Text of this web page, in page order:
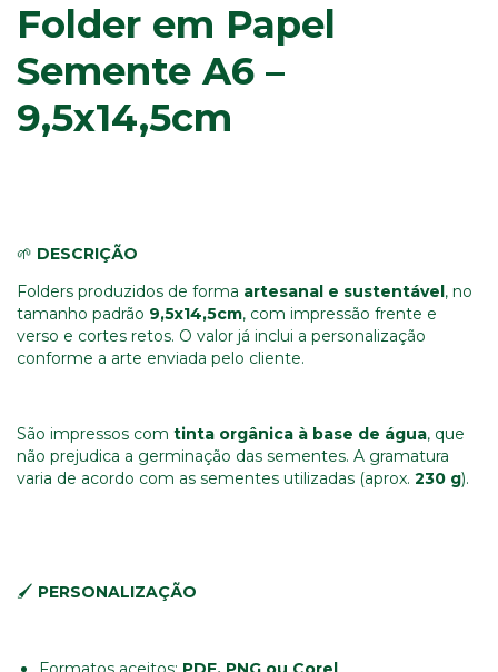
Folder em Papel
Semente A6 –
9,5x14,5cm
🌱 DESCRIÇÃO
Folders produzidos de forma artesanal e sustentável, no
tamanho padrão 9,5x14,5cm, com impressão frente e
verso e cortes retos. O valor já inclui a personalização
conforme a arte enviada pelo cliente.
São impressos com tinta orgânica à base de água, que
não prejudica a germinação das sementes. A gramatura
varia de acordo com as sementes utilizadas (aprox. 230 g).
🖌️ PERSONALIZAÇÃO